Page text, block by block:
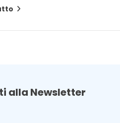
alla Newsletter